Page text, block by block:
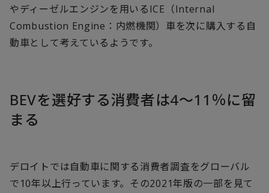
やディーゼルエンジンを用いるICE（Internal
Combustion Engine：内燃機関）車を次に購入する自
動車として考えているようです。
BEVを選好する消費者は4～11％に留
まる
デロイトでは自動車に関する消費者調査をグローバル
で10年以上行っています。その2021年版の一部を見て